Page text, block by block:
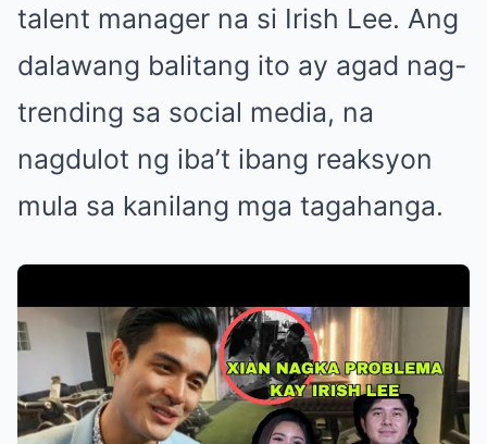
talent manager na si Irish Lee. Ang
dalawang balitang ito ay agad nag-
trending sa social media, na
nagdulot ng iba’t ibang reaksyon
mula sa kanilang mga tagahanga.